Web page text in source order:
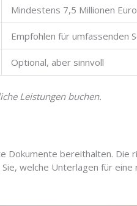
Mindestens 7,5 Millionen Euro
Empfohlen für umfassenden
Optional, aber sinnvoll
Leistungen buchen.
Dokumente bereithalten.
welche Unterlagen für